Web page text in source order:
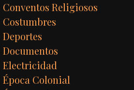
Conventos Religiosos
Costumbres
Deportes
Documentos
Electricidad
Época Colonial